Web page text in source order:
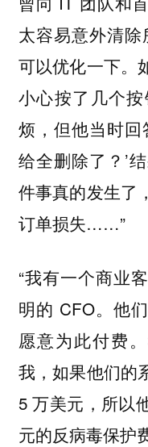
太容易意外清除
可以优化一下。
小心按了几个
烦，但他当时回
给全删除了？’
件事真的发生了
订单损失……”
“我有一个商业
明的 CFO。他
愿意为此付费
我，如果他们的
5 万美元，所以
元的反病毒保护